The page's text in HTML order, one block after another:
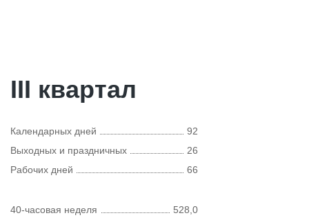
III квартал
Календарных дней
92
Выходных и праздничных
26
Рабочих дней
66
40-часовая неделя 528,0